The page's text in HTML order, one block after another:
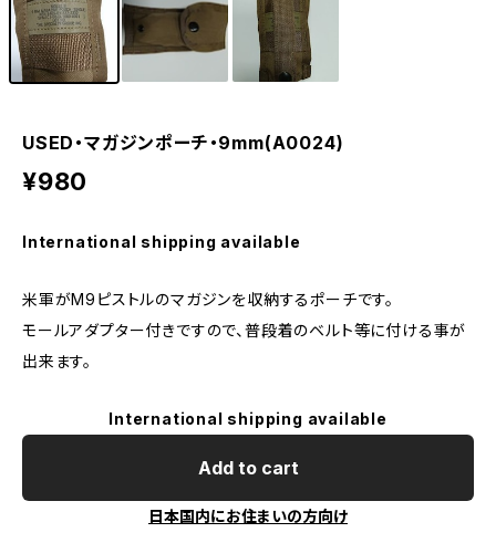
USED・マガジンポーチ・9mm(A0024)
¥980
International shipping available
米軍がM9ピストルのマガジンを収納するポーチです。
モールアダプター付きですので、普段着のベルト等に付ける事が
出来ます。
International shipping available
Add to cart
日本国内にお住まいの方向け